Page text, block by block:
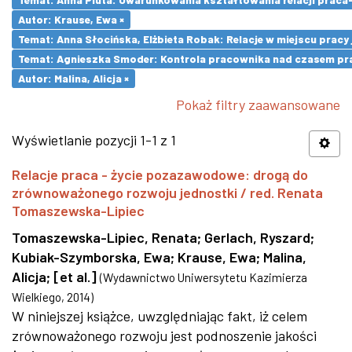
Autor: Krause, Ewa ×
Temat: Anna Słocińska, Elżbieta Robak: Relacje w miejscu
Temat: Agnieszka Smoder: Kontrola pracownika nad czasem
Autor: Malina, Alicja ×
Pokaż filtry zaawansowane
Wyświetlanie pozycji 1-1 z 1
Relacje praca - życie pozazawodowe: drogą do
zrównoważonego rozwoju jednostki / red. Renata
Tomaszewska-Lipiec
Tomaszewska-Lipiec, Renata; Gerlach, Ryszard;
Kubiak-Szymborska, Ewa; Krause, Ewa; Malina,
Alicja; [et al.] (Wydawnictwo Uniwersytetu Kazimierza
Wielkiego, 2014)
W niniejszej książce, uwzględniając fakt, iż celem
zrównoważonego rozwoju jest podnoszenie jakości